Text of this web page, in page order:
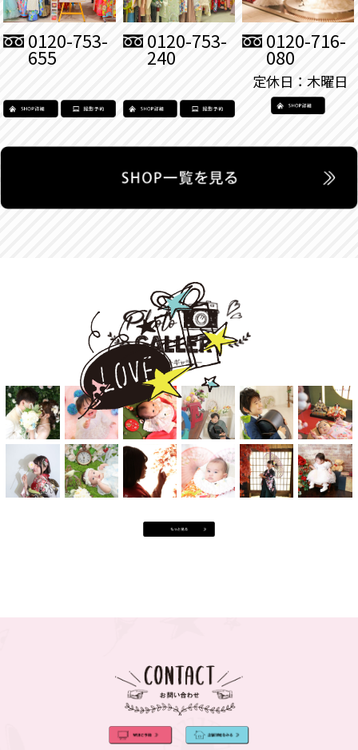
0120-753-
655
0120-753-
240
0120-716-
080
定休日：木曜日